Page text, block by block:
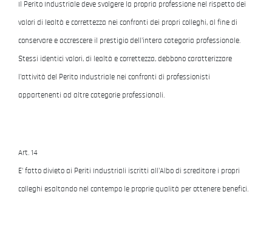
Il Perito Industriale deve svolgere la propria professione nel rispetto dei
valori di lealtà e correttezza nei confronti dei propri colleghi, al fine di
conservare e accrescere il prestigio dell'intera categoria professionale.
Stessi identici valori, di lealtà e correttezza, debbono caratterizzare
l'attività del Perito Industriale nei confronti di professionisti
appartenenti ad altre categorie professionali.
Art. 14
E' fatto divieto ai Periti Industriali iscritti all'Albo di screditare i propri
colleghi esaltando nel contempo le proprie qualità per ottenere benefici.